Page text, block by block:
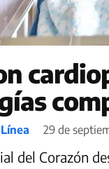
29 de
del Corazón